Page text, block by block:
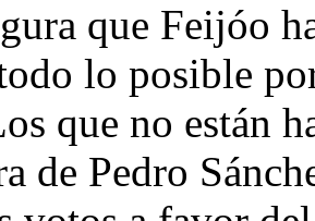
que Feijóo ha
lo posible
que no están
de Pedro